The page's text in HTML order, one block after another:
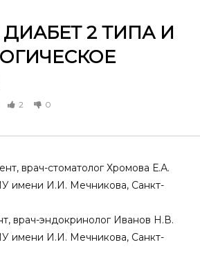
Смотреть потом
диабета 2 типа
2 ТИПА И
2 0
врач-стоматолог Хромова Е.А.
имени И.И. Мечникова, Санкт-
врач-эндокринолог Иванов Н.В.
имени И.И. Мечникова, Санкт-